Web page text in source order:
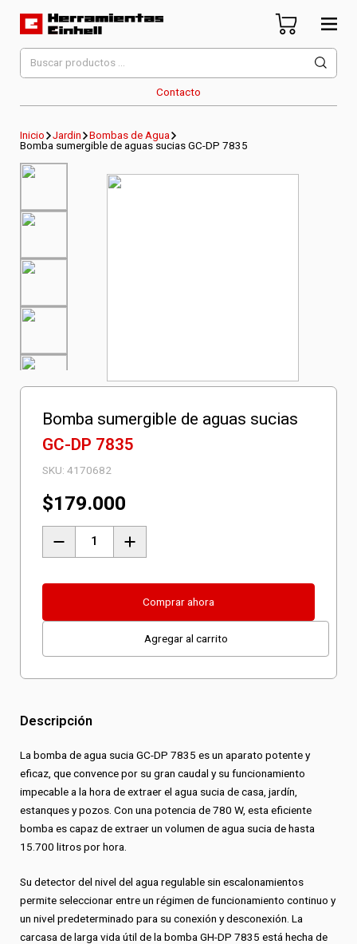
Herramientas Einhell
Distribuidor Oficial
Contacto
Buscar
por:
Inicio Jardin
Bombas de Agua
Bomba sumergible de aguas sucias GC-DP 7835
Bomba sumergible de aguas sucias
GC-DP 7835
SKU:4170682
$179.000
sumergible
sucias
Comprar ahora
Agregar al carrito
Descripción
La bomba de agua sucia GC-DP 7835 es un aparato potente y
eficaz, que convence por su gran caudal y su funcionamiento
impecable a la hora de extraer el agua sucia de casa, jardín,
estanques y pozos. Con una potencia de 780 W, esta eficiente
bomba es capaz de extraer un volumen de agua sucia de hasta
15.700 litros por hora.
Su detector del nivel del agua regulable sin escalonamientos
permite seleccionar entre un régimen de funcionamiento continuo y
un nivel predeterminado para su conexión y desconexión. La
carcasa de larga vida útil de la bomba GH-DP 7835 está hecha de